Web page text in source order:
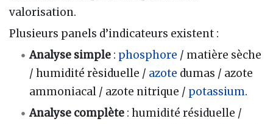
valorisation.
Plusieurs panels d’indicateurs existent :
Analyse simple : phosphore / matière sèche
/ humidité rèsiduelle / azote dumas / azote
ammoniacal / azote nitrique / potassium.
Analyse complète : humidité résiduelle /